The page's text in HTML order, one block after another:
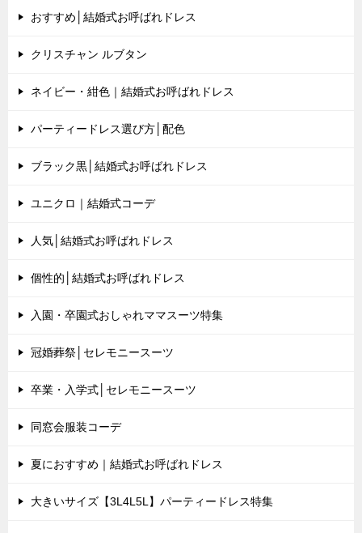
おすすめ│結婚式お呼ばれドレス
クリスチャン ルブタン
ネイビー・紺色｜結婚式お呼ばれドレス
パーティードレス選び方│配色
ブラック黒│結婚式お呼ばれドレス
ユニクロ｜結婚式コーデ
人気│結婚式お呼ばれドレス
個性的│結婚式お呼ばれドレス
入園・卒園式おしゃれママスーツ特集
冠婚葬祭│セレモニースーツ
卒業・入学式│セレモニースーツ
同窓会服装コーデ
夏におすすめ｜結婚式お呼ばれドレス
大きいサイズ【3L4L5L】パーティードレス特集